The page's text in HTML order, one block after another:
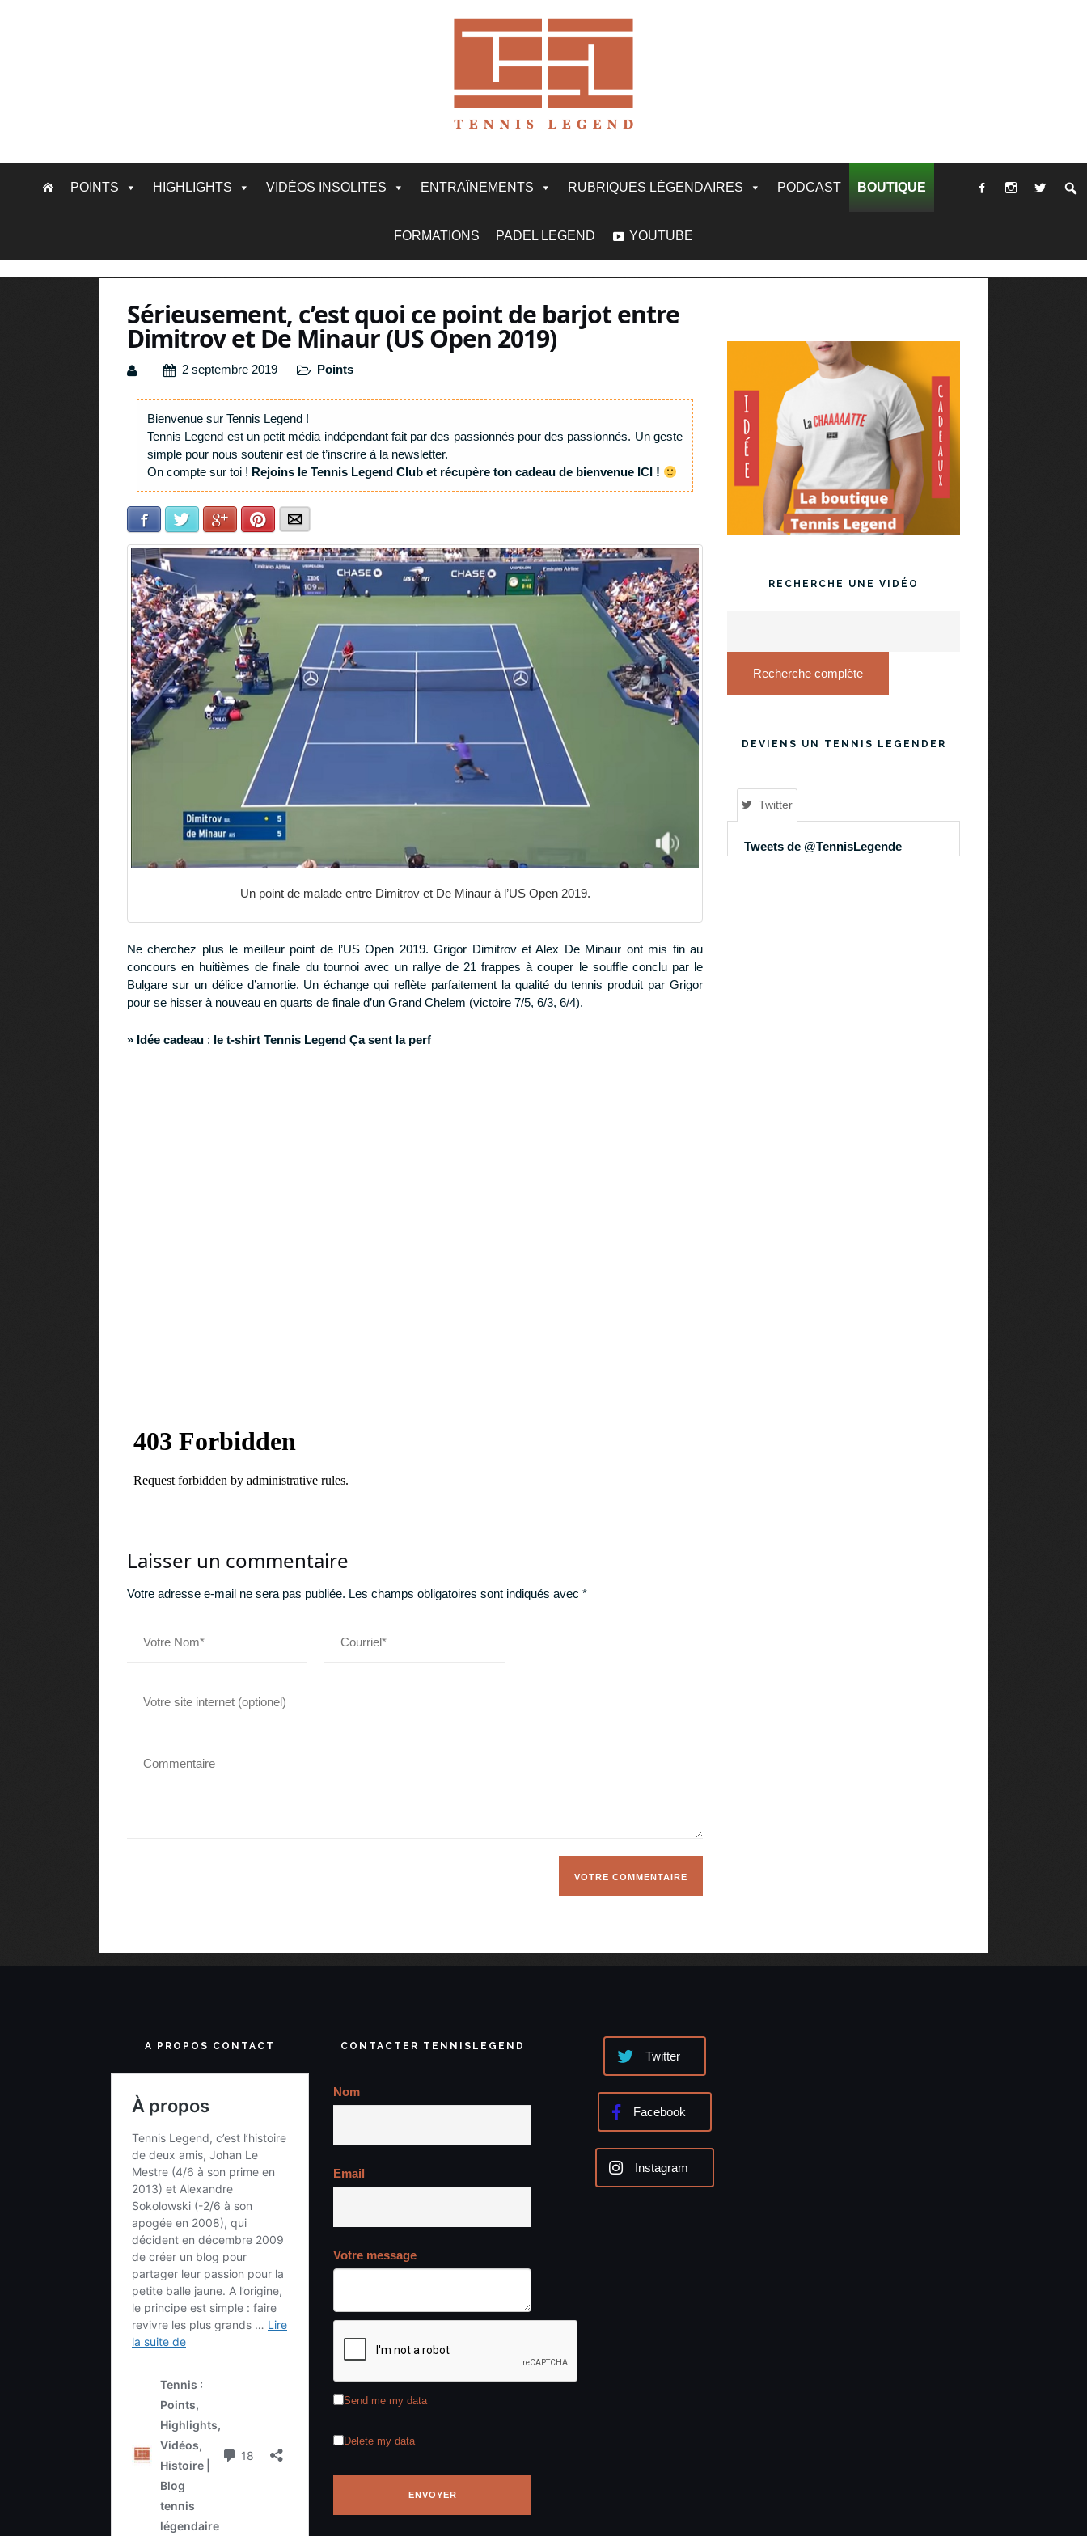
POINTS HIGHLIGHTS VIDÉOS INSOLITES ENTRAÎNEMENTS RUBRIQUES LÉGENDAIRES PODCAST BOUTIQUE
FORMATIONS PADEL LEGEND YOUTUBE
Sérieusement, c’est quoi ce point de barjot entre
Dimitrov et De Minaur (US Open 2019)
2 septembre 2019 Points
Bienvenue sur Tennis Legend !
Tennis Legend est un petit média indépendant fait par des passionnés pour des passionnés. Un geste
simple pour nous soutenir est de t’inscrire à la newsletter.
On compte sur toi ! Rejoins le Tennis Legend Club et récupère ton cadeau de bienvenue ICI !
Facebook Twitter Google+Pinterest
Un point de malade entre Dimitrov et De Minaur à l’US Open 2019.
Ne cherchez plus le meilleur point de l’US Open 2019. Grigor Dimitrov et Alex De Minaur ont mis fin au
concours en huitièmes de finale du tournoi avec un rallye de 21 frappes à couper le souffle conclu par le
Bulgare sur un délice d’amortie. Un échange qui reflète parfaitement la qualité du tennis produit par Grigor
pour se hisser à nouveau en quarts de finale d’un Grand Chelem (victoire 7/5, 6/3, 6/4).
» Idée cadeau : le t-shirt Tennis Legend Ça sent la perf
Laisser un commentaire
Votre adresse e-mail ne sera pas publiée. Les champs obligatoires sont indiqués avec *
RECHERCHE UNE VIDÉO
Recherche complète
DEVIENS UN TENNIS LEGENDER
Twitter
Tweets de @TennisLegende
A PROPOS CONTACT CONTACTER TENNISLEGEND
Nom
Email
Votre message
Send me my data
Delete my data
Twitter
Facebook
Instagram